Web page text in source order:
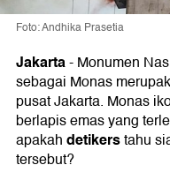
Foto: Andhika Prasetia
Jakarta-Monumen
sebagai Monas
pusat Jakarta. Monas
berlapis emas yang
apakahdetikerstahu
tersebut?